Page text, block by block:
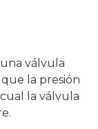
válvula
la presión
la válvula